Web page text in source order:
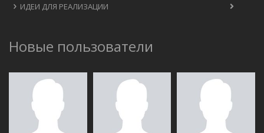
ИДЕИ ДЛЯ РЕАЛИЗАЦИИ
Новые пользователи